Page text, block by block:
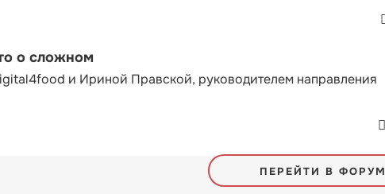
о сложном
и Ириной Правской, руководителем направления
ПЕРЕЙТИ В ФОРУМ